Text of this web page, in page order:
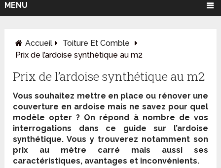
MENU
Accueil
Toiture Et Comble
Prix de l’ardoise synthétique au m2
Prix de l’ardoise synthétique au m2
Vous souhaitez mettre en place ou rénover une
couverture en ardoise mais ne savez pour quel
modèle opter ? On répond à nombre de vos
interrogations dans ce guide sur l’ardoise
synthétique. Vous y trouverez notamment son
prix au mètre carré mais aussi ses
caractéristiques, avantages et inconvénients.